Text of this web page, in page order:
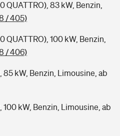
QUATTRO), 83 kW, Benzin,
/ 405)
QUATTRO), 100 kW, Benzin,
/ 406)
85 kW, Benzin, Limousine, ab
kW, Benzin, Limousine, ab